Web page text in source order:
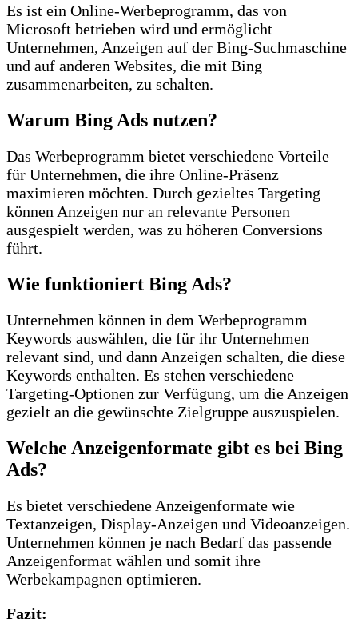
Es ist ein Online-Werbeprogramm, das von
Microsoft betrieben wird und ermöglicht
Unternehmen, Anzeigen auf der Bing-Suchmaschine
und auf anderen Websites, die mit Bing
zusammenarbeiten, zu schalten.
Warum Bing Ads nutzen?
Das Werbeprogramm bietet verschiedene Vorteile
für Unternehmen, die ihre Online-Präsenz
maximieren möchten. Durch gezieltes Targeting
können Anzeigen nur an relevante Personen
ausgespielt werden, was zu höheren Conversions
führt.
Wie funktioniert Bing Ads?
Unternehmen können in dem Werbeprogramm
Keywords auswählen, die für ihr Unternehmen
relevant sind, und dann Anzeigen schalten, die diese
Keywords enthalten. Es stehen verschiedene
Targeting-Optionen zur Verfügung, um die Anzeigen
gezielt an die gewünschte Zielgruppe auszuspielen.
Welche Anzeigenformate gibt es bei Bing
Ads?
Es bietet verschiedene Anzeigenformate wie
Textanzeigen, Display-Anzeigen und Videoanzeigen.
Unternehmen können je nach Bedarf das passende
Anzeigenformat wählen und somit ihre
Werbekampagnen optimieren.
Fazit: